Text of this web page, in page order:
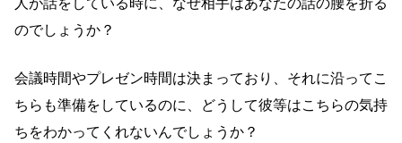
人が話をしている時に、なぜ相手はあなたの話の腰を折る
のでしょうか？
会議時間やプレゼン時間は決まっており、それに沿ってこ
ちらも準備をしているのに、どうして彼等はこちらの気持
ちをわかってくれないんでしょうか？